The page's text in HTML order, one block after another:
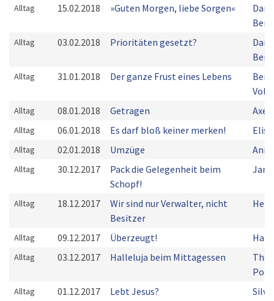
Alltag 15.02.2018 »Guten Morgen, liebe Sorgen«
Alltag 03.02.2018 Prioritäten gesetzt?
Alltag 31.01.2018 Der ganze Frust eines Lebens
Alltag 08.01.2018 Getragen Axel
Alltag 06.01.2018 Es darf bloß keiner merken!
Alltag 02.01.2018 Umzüge
Alltag 30.12.2017
Pack die Gelegenheit beim
Schopf!
Alltag 18.12.2017
Wir sind nur Verwalter, nicht
Besitzer
Alltag 09.12.2017 Überzeugt!
Alltag 03.12.2017 Halleluja beim Mittagessen
Alltag 01.12.2017 Lebt Jesus?